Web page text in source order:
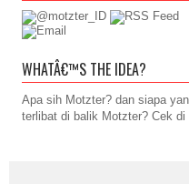
WHATÂ€™S THE IDEA?
Apa sih Motzter? dan siapa
terlibat di balik Motzter? Cek di